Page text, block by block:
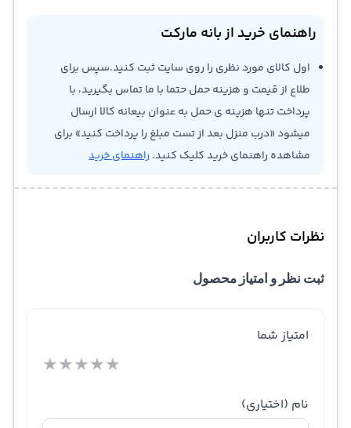
راهنمای خرید از بانه مارکت
اول کالای مورد نظری را روی سایت ثبت کنید.سپس برای
طلاع از قیمت و هزینه حمل حتما با ما تماس بگیرید، با
پرداخت تنها هزینه ی حمل به عنوان بیعانه کالا ارسال
میشود «درب منزل بعد از تست مبلغ را پرداخت کنید» برای
مشاهده راهنمای خرید کلیک کنید. راهنمای خرید
نظرات کاربران
ثبت نظر و امتیاز محصول
امتیاز شما
★★★★★
نام (اختیاری)